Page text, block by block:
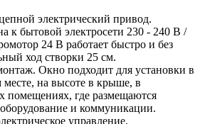
электрический привод.
к бытовой электросети 230 - 240 В /
24 В работает быстро и без
ход створки 25 см.
Окно подходит для установки в
месте, на высоте в крыше, в
помещениях, где размещаются
и коммуникации.
управление.